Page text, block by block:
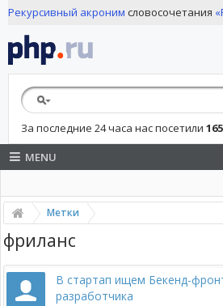
Рекурсивный акроним словосочетания
За последние 24 часа нас посетили
MENU
Метки
фриланс
В стартап ищем Бекенд-
разработчика